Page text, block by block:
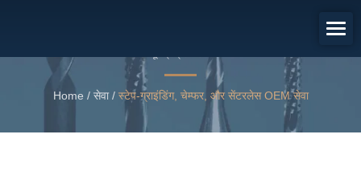
सेवा
Home / सेवा / स्टेप-ग्राइंडिंग, चेम्फर, और सेंटरलेस OEM सेवा